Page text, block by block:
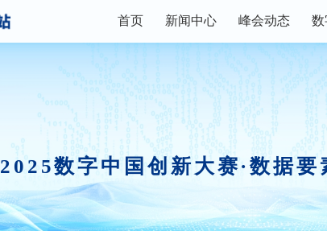
首页 新闻中心
数字快讯
峰会资讯
权威发布
峰会动态
峰会论坛
现场体验区
创新大赛
数
数
2025数字中国创新大赛·数据要